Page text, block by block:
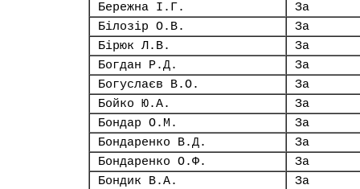
Бережна І.Г.
За
Білозір О.В.
За
Бірюк Л.В.
За
Богдан Р.Д.
За
Богуслаєв В.О.
За
Бойко Ю.А.
За
Бондар О.М.
За
Бондаренко В.Д.
За
Бондаренко О.Ф.
За
Бондик В.А.
За